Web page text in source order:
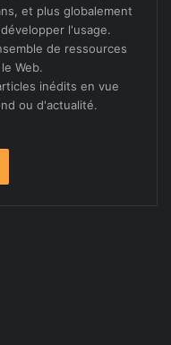
et plus globalement
l'usage.
de ressources
Web.
inédits en vue
ou d'actualité.